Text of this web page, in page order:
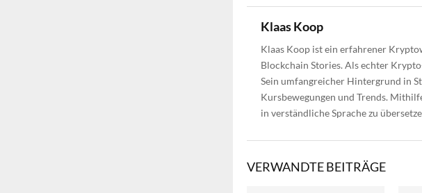
Klaas Koop
Klaas Koop ist ein erfahrener
Blockchain Stories. Als echter
Sein umfangreicher Hintergrund in
Kursbewegungen und Trends.
in verständliche Sprache zu
VERWANDTE BEITRÄGE